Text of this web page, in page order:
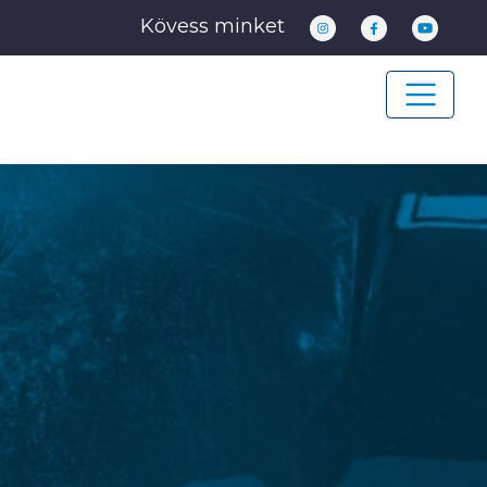
Kövess minket